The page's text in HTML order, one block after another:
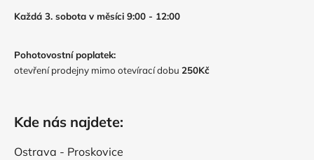
Každá 3. sobota v měsíci 9:00 - 12:00
Pohotovostní poplatek:
otevření prodejny mimo otevírací dobu 250Kč
Kde nás najdete:
Ostrava - Proskovice